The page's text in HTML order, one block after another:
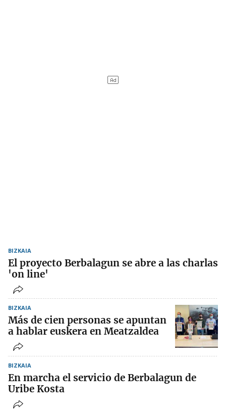
BIZKAIA
El proyecto Berbalagun se abre a las charlas
'on line'
BIZKAIA
Más de cien personas se apuntan
a hablar euskera en Meatzaldea
BIZKAIA
En marcha el servicio de Berbalagun de
Uribe Kosta